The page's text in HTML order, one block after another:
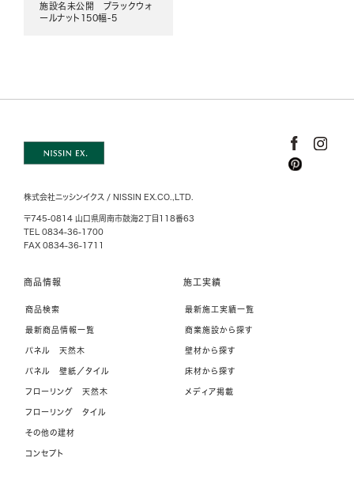
施設名未公開 ブラックウォ
ールナット150幅-5
株式会社ニッシンイクス / NISSIN EX.CO.,LTD.
〒745-0814 山口県周南市鼓海2丁目118番63
TEL 0834-36-1700
FAX 0834-36-1711
商品情報
商品検索
最新商品情報一覧
パネル 天然木
パネル 壁紙／タイル
フローリング 天然木
フローリング タイル
その他の建材
コンセプト
施工実績
最新施工実績一覧
商業施設から探す
壁材から探す
床材から探す
メディア掲載